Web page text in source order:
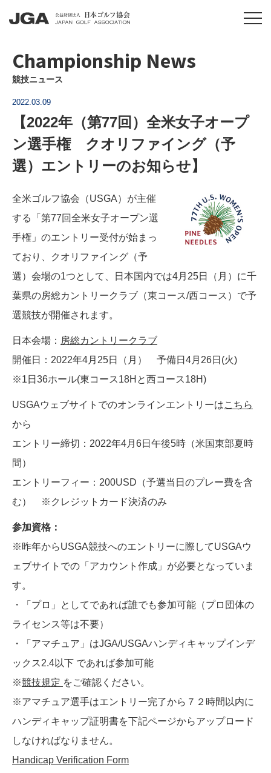
Championship News
競技ニュース
2022.03.09
【2022年（第77回）全米女子オープ
ン選手権 クオリファイング（予
選）エントリーのお知らせ】
全米ゴルフ協会（USGA）が主催
する「第77回全米女子オープン選
手権」のエントリー受付が始まっ
ており、クオリファイング（予
選）会場の1つとして、日本国内では4月25日（月）に千
葉県の房総カントリークラブ（東コース/西コース）で予
選競技が開催されます。
日本会場： 房総カントリークラブ
開催日：2022年4月25日（月） 予備日4月26日(火)
※1日36ホール(東コース18Hと西コース18H)
USGAウェブサイトでのオンラインエントリーはこちら
から
エントリー締切：2022年4月6日午後5時（米国東部夏時
間）
エントリーフィー：200USD（予選当日のプレー費を含
む） ※クレジットカード決済のみ
参加資格：
※昨年からUSGA競技へのエントリーに際してUSGAウ
ェブサイトでの「アカウント作成」が必要となっていま
す。
・「プロ」としてであれば誰でも参加可能（プロ団体の
ライセンス等は不要）
・「アマチュア」はJGA/USGAハンディキャップインデ
ックス2.4以下 であれば参加可能
※競技規定 をご確認ください。
※アマチュア選手はエントリー完了から７２時間以内に
ハンディキャップ証明書を下記ページからアップロード
しなければなりません。
Handicap Verification Form